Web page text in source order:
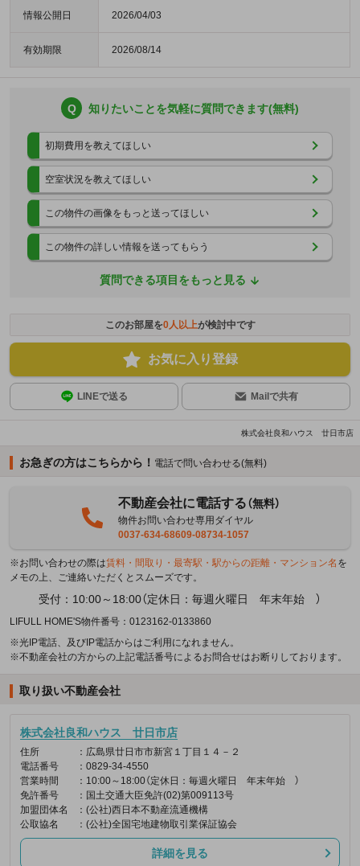
情報公開日 2026/04/03
有効期限 2026/08/14
Q 知りたいことを気軽に質問できます(無料)
初期費用を教えてほしい
空室状況を教えてほしい
この物件の画像をもっと送ってほしい
この物件の詳しい情報を送ってもらう
質問できる項目をもっと見る
このお部屋を0人以上が検討中です
お気に入り登録
LINEで送る Mailで共有
株式会社良和ハウス 廿日市店
お急ぎの方はこちらから！ 電話で問い合わせる(無料)
不動産会社に電話する（無料）
物件お問い合わせ専用ダイヤル
0037-634-68609-08734-1057
※お問い合わせの際は賃料・間取り・最寄駅・駅からの距離・マンション名 を
メモの上、ご連絡いただくとスムーズです。
受付：10:00～18:00（定休日：毎週火曜日 年末年始 ）
LIFULL HOME'S物件番号：0123162-0133860
※光IP電話、及びIP電話からはご利用になれません。
※不動産会社の方からの上記電話番号によるお問合せはお断りしております。
取り扱い不動産会社
株式会社良和ハウス 廿日市店
住所
：広島県廿日市市新宮１丁目１４－２
電話番号
：0829-34-4550
営業時間
：10:00～18:00（定休日：毎週火曜日 年末年始 ）
免許番号
：国土交通大臣免許(02)第009113号
加盟団体名
：(公社)西日本不動産流通機構
公取協名
：(公社)全国宅地建物取引業保証協会
詳細を見る